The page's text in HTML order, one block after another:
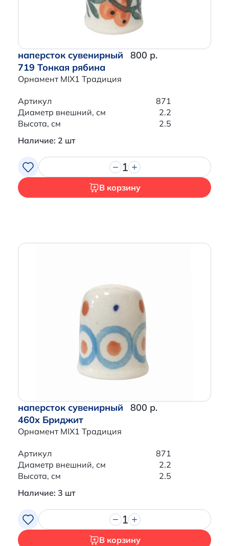
наперсток сувенирный
719 Тонкая рябина
Орнамент MIX1 Традиция
800 р.
Артикул
871
Диаметр внешний, см
2.2
Высота, см
2.5
Наличие: 2 шт
1
В корзину
наперсток сувенирный
460x Бриджит
Орнамент MIX1 Традиция
800 р.
Артикул
871
Диаметр внешний, см
2.2
Высота, см
2.5
Наличие: 3 шт
1
В корзину